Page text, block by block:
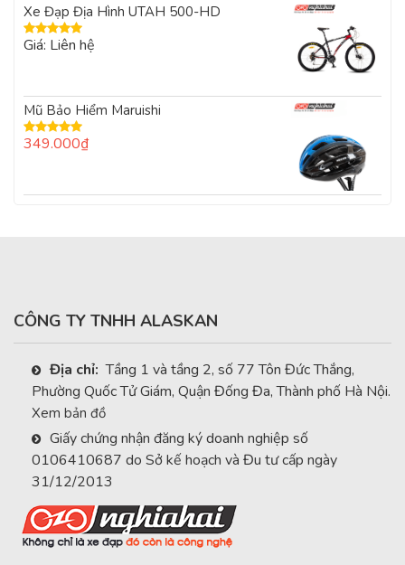
Xe Đạp Địa Hình UTAH 500-HD
Được xếp
Giá: Liên hệ
Mũ Bảo Hiểm Maruishi
Được xếp
349.000₫
CÔNG TY TNHH ALASKAN
Địa chỉ: Tầng 1 và tầng 2, số 77 Tôn Đức Thắng,
Phường Quốc Tử Giám, Quận Đống Đa, Thành phố Hà Nội.
Xem bản đồ
Giấy chứng nhận đăng ký doanh nghiệp số
0106410687 do Sở kế hoạch và Đu tư cấp ngày
31/12/2013